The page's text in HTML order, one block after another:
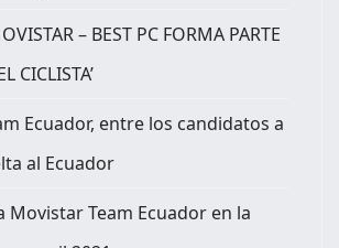
– BEST PC FORMA PARTE
CICLISTA’
Ecuador, entre los candidatos a
al Ecuador
Movistar Team Ecuador en la